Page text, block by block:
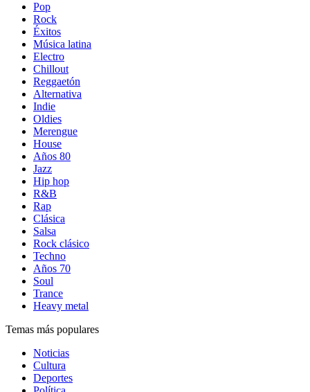
Pop
Rock
Éxitos
Música latina
Electro
Chillout
Reggaetón
Alternativa
Indie
Oldies
Merengue
House
Años 80
Jazz
Hip hop
R&B
Rap
Clásica
Salsa
Rock clásico
Techno
Años 70
Soul
Trance
Heavy metal
Temas más populares
Noticias
Cultura
Deportes